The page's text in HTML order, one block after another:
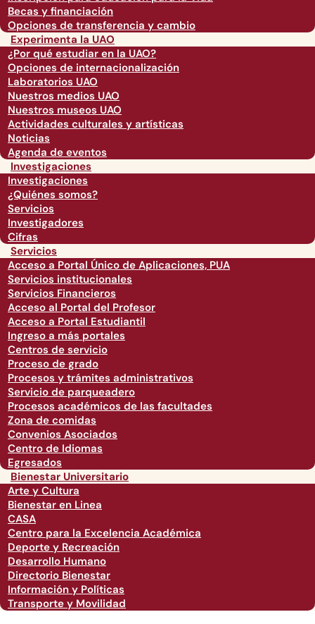
Becas y financiación
Opciones de transferencia y cambio
Experimenta la UAO
¿Por qué estudiar en la UAO?
Opciones de internacionalización
Laboratorios UAO
Nuestros medios UAO
Nuestros museos UAO
Actividades culturales y artísticas
Noticias
Agenda de eventos
Investigaciones
Investigaciones
¿Quiénes somos?
Servicios
Investigadores
Cifras
Servicios
Acceso a Portal Único de Aplicaciones, PUA
Servicios institucionales
Servicios Financieros
Acceso al Portal del Profesor
Acceso a Portal Estudiantil
Ingreso a más portales
Centros de servicio
Proceso de grado
Procesos y trámites administrativos
Servicio de parqueadero
Procesos académicos de las facultades
Zona de comidas
Convenios Asociados
Centro de Idiomas
Egresados
Bienestar Universitario
Arte y Cultura
Bienestar en Linea
CASA
Centro para la Excelencia Académica
Deporte y Recreación
Desarrollo Humano
Directorio Bienestar
Información y Políticas
Transporte y Movilidad